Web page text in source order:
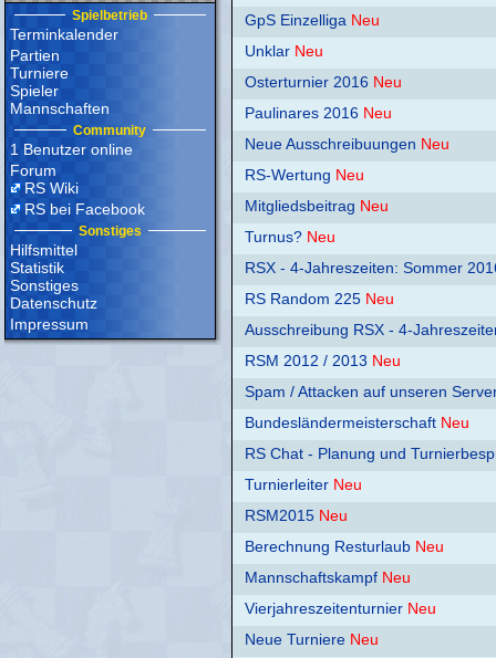
Spielbetrieb
Terminkalender
Partien
Turniere
Spieler
Mannschaften
Community
1 Benutzer online
Forum
RS Wiki
RS bei Facebook
Sonstiges
Hilfsmittel
Statistik
Sonstiges
Datenschutz
Impressum
GpS Einzelliga Neu
Unklar Neu
Osterturnier 2016 Neu
Paulinares 2016 Neu
Neue Ausschreibuungen Neu
RS-Wertung Neu
Mitgliedsbeitrag Neu
Turnus? Neu
RSX - 4-Jahreszeiten: Sommer
RS Random 225 Neu
Ausschreibung RSX - 4-
RSM 2012 / 2013 Neu
Spam / Attacken auf unseren
Bundesländermeisterschaft Neu
RS Chat - Planung und
Turnierleiter Neu
RSM2015 Neu
Berechnung Resturlaub Neu
Mannschaftskampf Neu
Vierjahreszeitenturnier Neu
Neue Turniere Neu